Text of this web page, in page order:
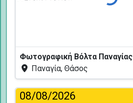
Φόρτωση...
Φωτογραφική Βόλτα Παναγίας
Παναγία, Θάσος
08/08/2026